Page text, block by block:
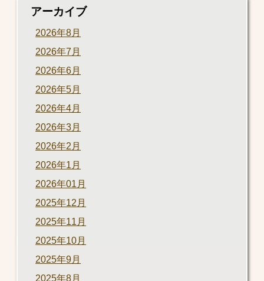
アーカイブ
2026年8月
2026年7月
2026年6月
2026年5月
2026年4月
2026年3月
2026年2月
2026年1月
2026年01月
2025年12月
2025年11月
2025年10月
2025年9月
2025年8月